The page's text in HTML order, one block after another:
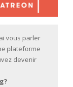
vous parler
plateforme
devenir